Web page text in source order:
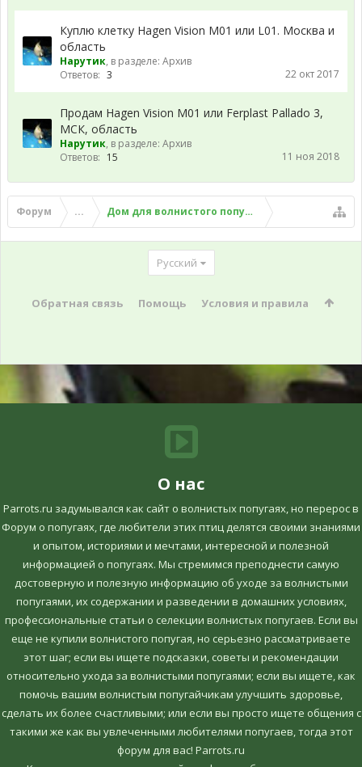
Куплю клетку Hagen Vision M01 или L01. Москва и
область
Нарутик, в разделе: Архив
Ответов: 3 22 окт 2017
Продам Hagen Vision M01 или Ferplast Pallado 3,
МСК, область
Нарутик, в разделе: Архив
Ответов: 15 11 ноя 2018
Форум ... Дом для волнистого попугая
Русский
Обратная связь Помощь Условия и правила
О нас
Parrots.ru задумывался как сайт о волнистых попугаях, но перерос в
Форум о попугаях, где любители этих птиц делятся своими знаниями
и опытом, историями и мечтами, интересной и полезной
информацией о попугаях. Мы стремимся преподнести самую
достоверную и полезную информацию об уходе за волнистыми
попугаями, их содержании и разведении в домашних условиях,
профессиональные статьи о селекции волнистых попугаев. Если вы
еще не купили волнистого попугая, но серьезно рассматриваете
этот шаг; если вы ищете подсказки, советы и рекомендации
относительно ухода за волнистыми попугаями; если вы ищете, как
помочь вашим волнистым попугайчикам улучшить здоровье,
сделать их более счастливыми; или если вы просто ищете общения с
такими же как вы увлеченными любителями попугаев, тогда этот
форум для вас! Parrots.ru